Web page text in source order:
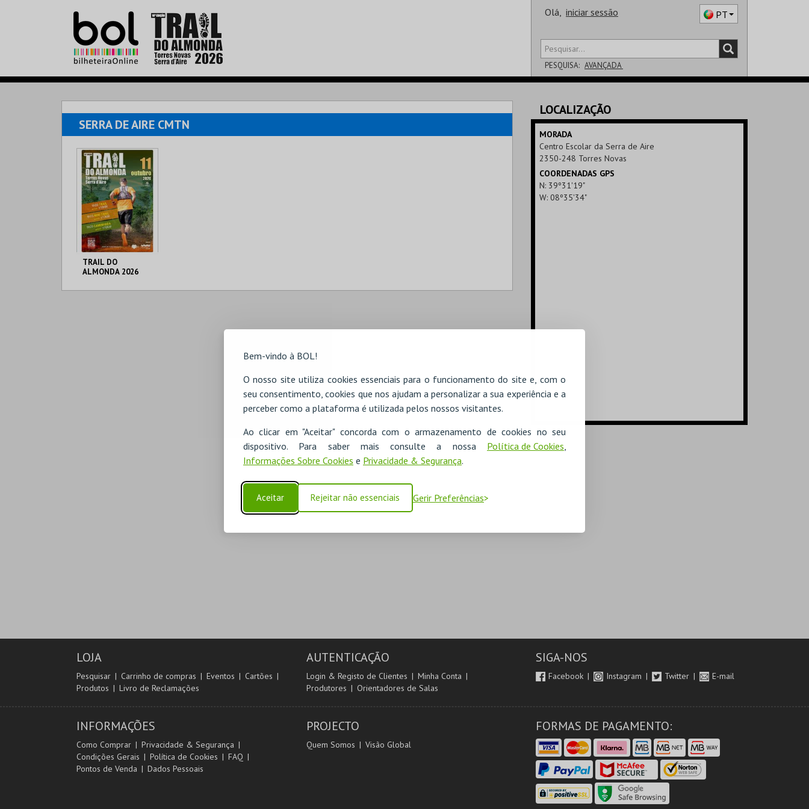
Bem-vindo à BOL!
O nosso site utiliza cookies essenciais para o funcionamento do site e, com o
seu consentimento, cookies que nos ajudam a personalizar a sua experiência e a
perceber como a plataforma é utilizada pelos nossos visitantes.
Ao clicar em "Aceitar" concorda com o armazenamento de cookies no seu
dispositivo. Para saber mais consulte a nossa Política de Cookies
Informações Sobre Cookies e Privacidade & Segurança.
Aceitar Rejeitar não essenciais Gerir Preferências
Olá, iniciar sessão PT
PESQUISA: AVANÇADA
SALA
SERRA DE AIRE CMTN
TRAIL DO
ALMONDA 2026
LOCALIZAÇÃO
MORADA
Centro Escolar da Serra de Aire
2350-248 Torres Novas
COORDENADAS GPS
N: 39º31'19"
W: 08º35'34"
LOJA
Pesquisar Carrinho de compras Eventos
Cartões
Produtos
Livro de Reclamações
AUTENTICAÇÃO
Login & Registo de Clientes
Minha Conta
Produtores
Orientadores de Salas
SIGA-NOS
Facebook Instagram Twitter E-mail
INFORMAÇÕES
Como Comprar
Privacidade & Segurança
Condições Gerais
Política de Cookies
FAQ
Pontos de Venda
Dados Pessoais
PROJECTO
Quem Somos Visão Global
FORMAS DE PAGAMENTO: